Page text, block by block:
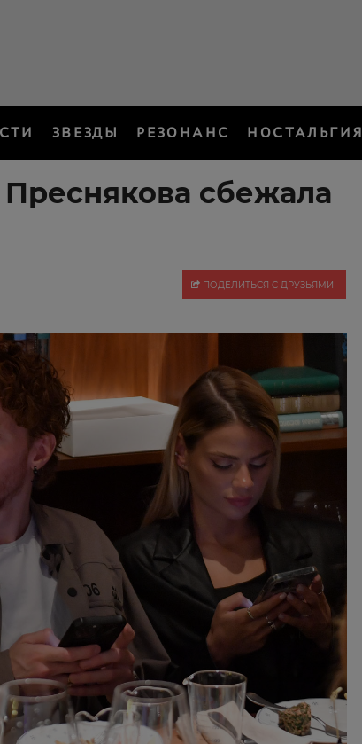
ЗВЕЗДЫ РЕЗОНАНС НОСТАЛЬГИЯ
сбежала
ПОДЕЛИТЬСЯ С ДРУЗЬЯМИ